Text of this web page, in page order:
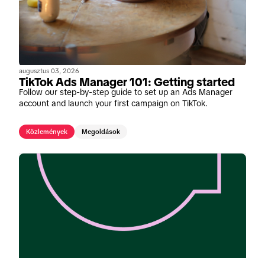
augusztus 03, 2026
TikTok Ads Manager 101: Getting started
Follow our step-by-step guide to set up an Ads Manager
account and launch your first campaign on TikTok.
Közlemények Megoldások